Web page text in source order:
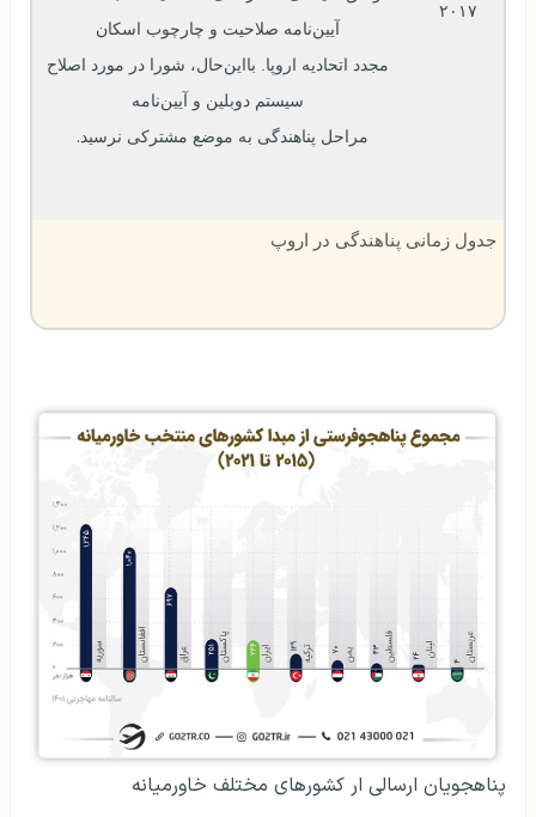
۲۰۱۷
آیین‌نامه صلاحیت و چارچوب اسکان
سیستم دوبلین و آیین‌نامه
مراحل پناهندگی به موضع مشترکی نرسید.
جدول زمانی پناهندگی در اروپ
پناهجویان ارسالی ار کشورهای مختلف خاورمیانه